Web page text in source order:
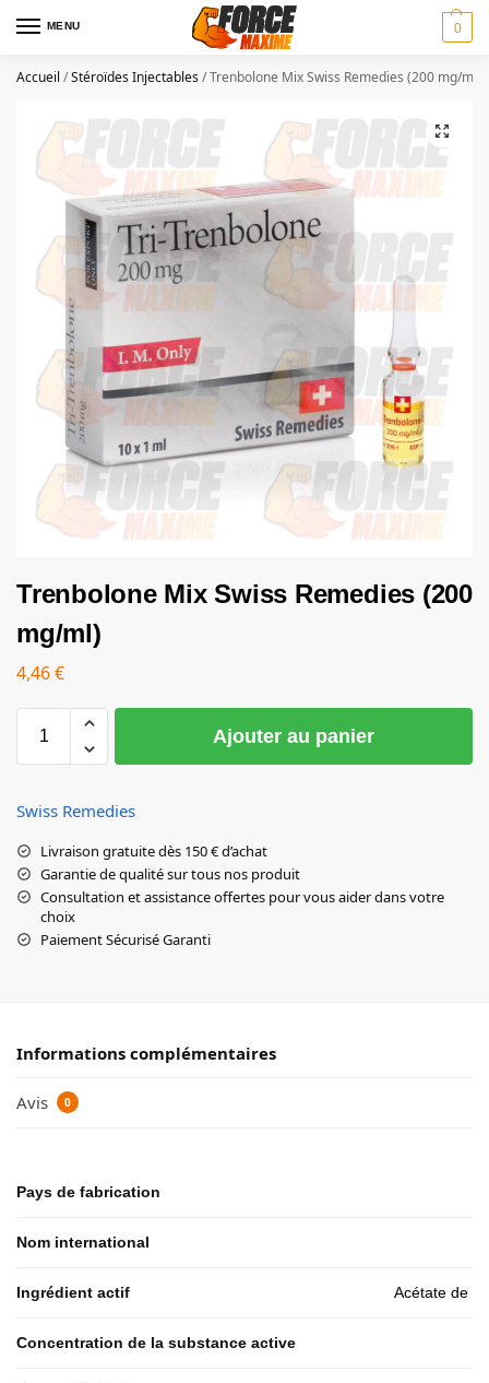
MENU 0
Accueil /Stéroïdes Injectables/Trenbolone Mix Swiss Remedies (200 mg/ml)
Trenbolone Mix Swiss Remedies (200
mg/ml)
4,46€
Ajouter au panier
Swiss Remedies
Livraison gratuite dès 150 € d’achat
Garantie de qualité sur tous nos produit
Consultation et assistance offertes pour vous aider dans votre
choix
Paiement Sécurisé Garanti
Informations complémentaires
Avis 0
Pays de fabrication
Nom international
Ingrédient actif Acétate de
Concentration de la substance active